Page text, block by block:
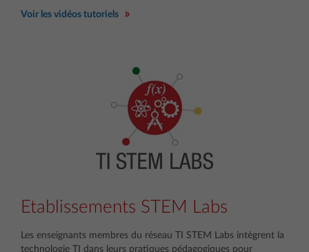
Voir les vidéos tutoriels
Etablissements STEM Labs
Les enseignants membres du réseau TI STEM Labs intègrent la
technologie TI dans leurs pratiques pédagogiques pour